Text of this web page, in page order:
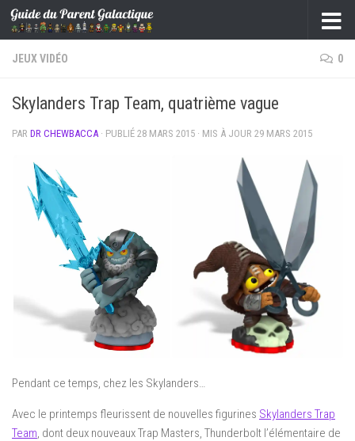
Skip to content
JEUX VIDÉO 0
Skylanders Trap Team, quatrième vague
PAR DR CHEWBACCA · PUBLIÉ 28 MARS 2015 · MIS À JOUR 29 MARS 2015
Pendant ce temps, chez les Skylanders…
Avec le printemps fleurissent de nouvelles figurines Skylanders Trap
Team, dont deux nouveaux Trap Masters, Thunderbolt l’élémentaire de